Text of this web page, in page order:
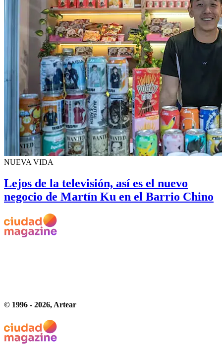
NUEVA VIDA
Lejos de la televisión, así es el nuevo
negocio de Martín Ku en el Barrio Chino
© 1996 - 2026, Artear